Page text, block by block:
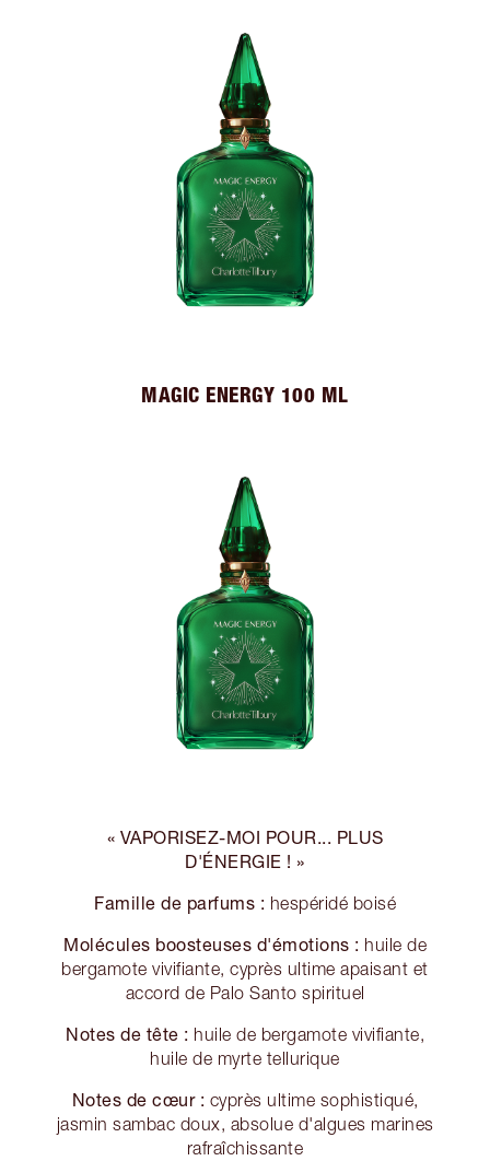
MAGIC ENERGY 100 ML
« VAPORISEZ-MOI POUR... PLUS
D'ÉNERGIE ! »
Famille de parfums : hespéridé boisé
Molécules boosteuses d'émotions : huile de
bergamote vivifiante, cyprès ultime apaisant et
accord de Palo Santo spirituel
Notes de tête : huile de bergamote vivifiante,
huile de myrte tellurique
Notes de cœur : cyprès ultime sophistiqué,
jasmin sambac doux, absolue d'algues marines
rafraîchissante